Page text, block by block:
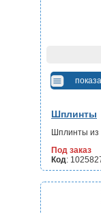
Шплинты
Шплинты из
Под заказ
Код: